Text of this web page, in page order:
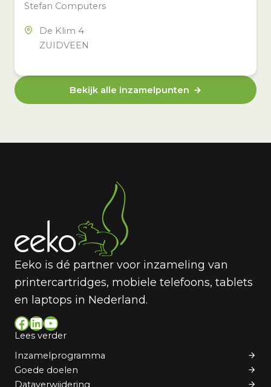
Stefan Computers
De Klim 4
ZUIDVEEN
Bekijk alle inzamelpunten
Eeko is dé partner voor inzameling van
printercartridges, mobiele telefoons, tablets
en laptops in Nederland.
Facebook LinkedIn YouTube
Lees verder
Inzamelprogramma
Goede doelen